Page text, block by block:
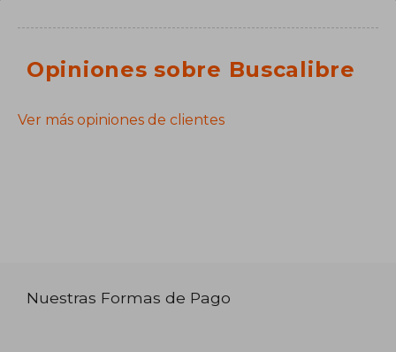
Opiniones sobre Buscalibre
Ver más opiniones de clientes
Nuestras Formas de Pago